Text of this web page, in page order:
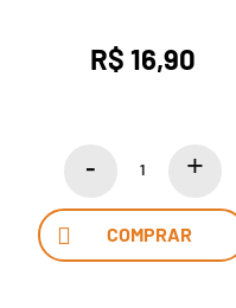
R$ 16,90
COMPRAR